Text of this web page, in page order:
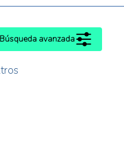
Búsqueda avanzada